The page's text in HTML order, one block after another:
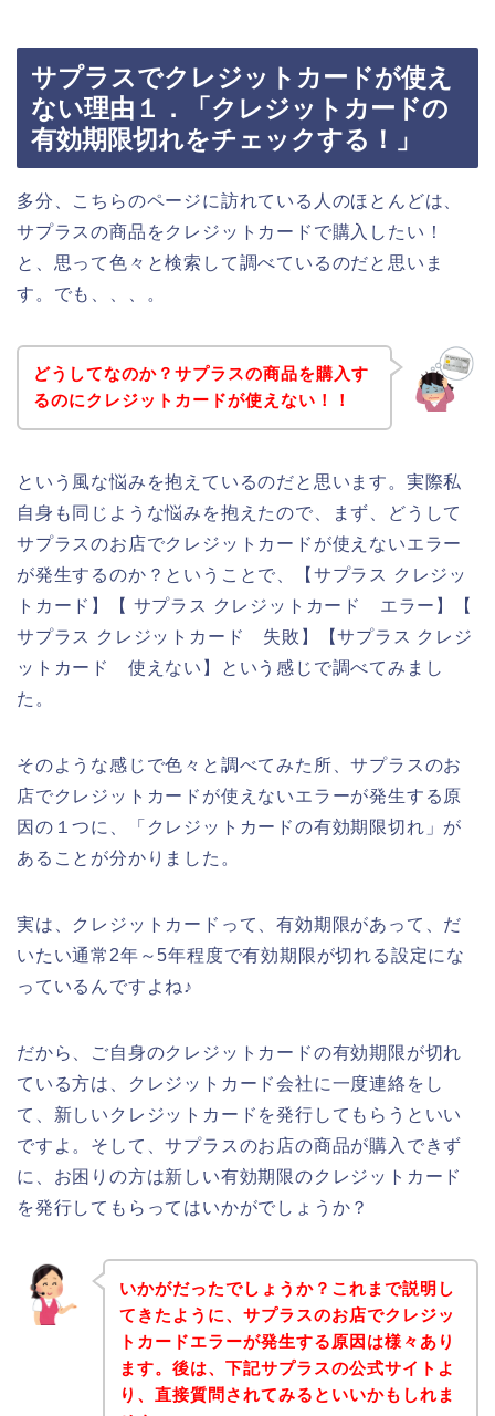
サプラスでクレジットカードが使え
ない理由１．「クレジットカードの
有効期限切れをチェックする！」
多分、こちらのページに訪れている人のほとんどは、
サプラスの商品をクレジットカードで購入したい！
と、思って色々と検索して調べているのだと思いま
す。でも、、、。
どうしてなのか？サプラスの商品を購入す
るのにクレジットカードが使えない！！
という風な悩みを抱えているのだと思います。実際私
自身も同じような悩みを抱えたので、まず、どうして
サプラスのお店でクレジットカードが使えないエラー
が発生するのか？ということで、【サプラス クレジッ
トカード】【 サプラス クレジットカード エラー】【
サプラス クレジットカード 失敗】【サプラス クレジ
ットカード 使えない】という感じで調べてみまし
た。
そのような感じで色々と調べてみた所、サプラスのお
店でクレジットカードが使えないエラーが発生する原
因の１つに、「クレジットカードの有効期限切れ」が
あることが分かりました。
実は、クレジットカードって、有効期限があって、だ
いたい通常2年～5年程度で有効期限が切れる設定にな
っているんですよね♪
だから、ご自身のクレジットカードの有効期限が切れ
ている方は、クレジットカード会社に一度連絡をし
て、新しいクレジットカードを発行してもらうといい
ですよ。そして、サプラスのお店の商品が購入できず
に、お困りの方は新しい有効期限のクレジットカード
を発行してもらってはいかがでしょうか？
いかがだったでしょうか？これまで説明し
てきたように、サプラスのお店でクレジッ
トカードエラーが発生する原因は様々あり
ます。後は、下記サプラスの公式サイトよ
り、直接質問されてみるといいかもしれま